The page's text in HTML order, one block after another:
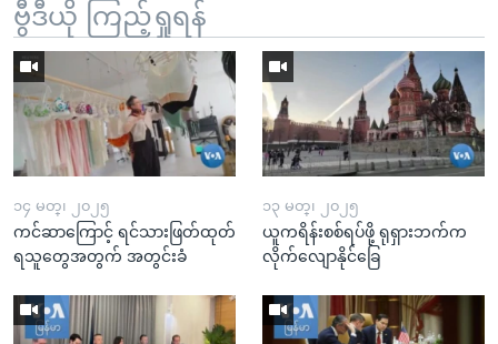
ဗွီဒီယို ကြည့်ရှုရန်
၁၄ မတ္၊ ၂၀၂၅
ကင်ဆာကြောင့် ရင်သားဖြတ်ထုတ်
ရသူတွေအတွက် အတွင်းခံ
၁၃ မတ္၊ ၂၀၂၅
ယူကရိန်းစစ်ရပ်ဖို့ ရုရှားဘက်က
လိုက်လျောနိုင်ခြေ